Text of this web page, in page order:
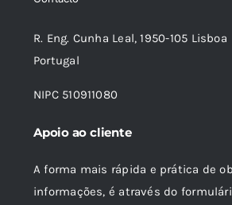
R. Eng. Cunha Leal, 1950-105 Lisboa
Portugal
NIPC 510911080
Apoio ao cliente
A forma mais rápida e prática de
informações, é através do